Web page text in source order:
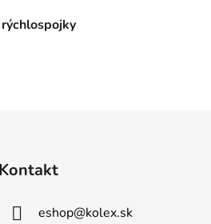
Kontakt
eshop@kolex.sk